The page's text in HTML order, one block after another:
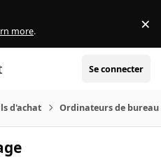
more. ×
Se connecter
d'achat Ordinateurs de bureau